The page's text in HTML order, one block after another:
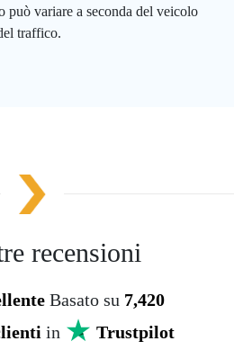
può variare a seconda del veicolo
traffico.
recensioni
Basato su 7,420
in Trustpilot